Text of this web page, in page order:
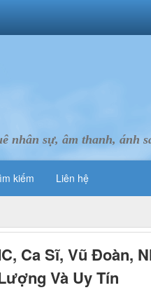
nhân sự, âm thanh, ánh
kiếm Liên hệ
Ca Sĩ, Vũ Đoàn,
Và Uy Tín